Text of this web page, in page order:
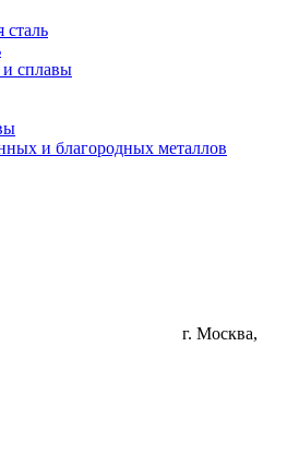
сталь
сплавы
и благородных металлов
г. Москва,